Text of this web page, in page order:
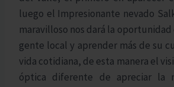
luego el Impresionante nevado
maravilloso nos dará la oportunidad
gente local y aprender más de su
vida cotidiana, de esta manera el
óptica diferente de apreciar la